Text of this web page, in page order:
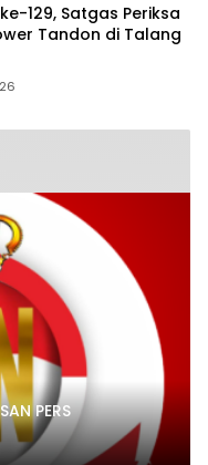
129, Satgas Periksa
Tandon di Talang
PERS